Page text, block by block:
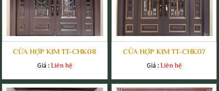
CỬA HỢP KIM TT-CHK08
Giá :Liên hệ
CỬA HỢP KIM TT-CHK07
Giá :Liên hệ